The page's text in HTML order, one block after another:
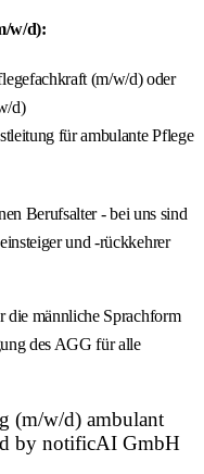
w/d):
(m/w/d) oder
d)
für ambulante Pflege
Berufsalter - bei uns sind
und -rückkehrer
die männliche Sprachform
des AGG für alle
(m/w/d) ambulant
by notificAI GmbH